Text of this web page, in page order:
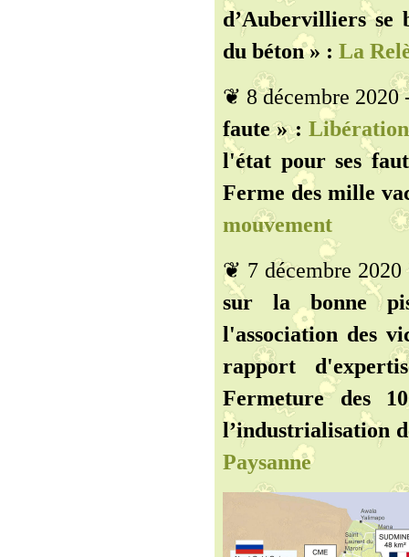
d’Aubervilliers se
du béton » : La
❦ 8 décembre 2020
faute » : Libération
l'état pour ses
Ferme des mille
mouvement
❦ 7 décembre 2020
sur la bonne
l'association des
rapport
Fermeture des
l’industrialisation
Paysanne